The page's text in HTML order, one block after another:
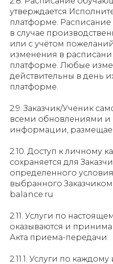
утверждается
платформе.
в случае
или с учётом
изменения в
платформе. Любые
действительны в день
платформе.
2.9. Заказчик/Ученик
всеми обновлениями
информации,
2.10. Доступ к личному
сохраняется для
определенного
выбранного
balance.ru
2.11. Услуги по
оказываются и
Акта приема-передачи.
2.11.1. Услуги по